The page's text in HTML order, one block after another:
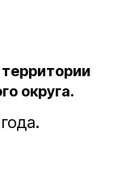
округа.